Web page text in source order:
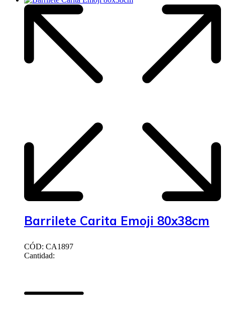
Barrilete Carita Emoji 80x38cm
CÓD: CA1897
Cantidad: